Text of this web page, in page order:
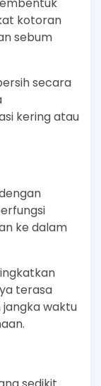
kotoran
sebum
secara
kering atau
ke dalam
terasa
waktu